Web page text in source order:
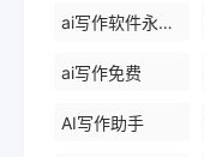
ai写作软件永久免费版
ai写作免费
AI写作助手